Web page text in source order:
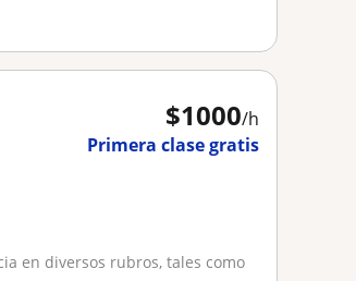
$1000/h
Primera clase gratis
en diversos rubros, tales como